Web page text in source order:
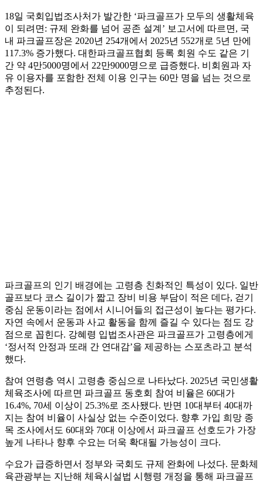
18일 국회입법조사처가 발간한 ‘파크골프가 모두의 생활체육
이 되려면: 규제 완화를 넘어 공존 설계’ 보고서에 따르면, 국
내 파크골프장은 2020년 254개에서 2025년 552개로 5년 만에
117.3% 증가했다. 대한파크골프협회 등록 회원 수도 같은 기
간 약 4만5000명에서 22만9000명으로 급증했다. 비회원과 자
유 이용자를 포함한 전체 이용 인구는 60만 명을 넘는 것으로
추정된다.
파크골프의 인기 배경에는 고령층 친화적인 특성이 있다. 일반
골프보다 코스 길이가 짧고 장비 비용 부담이 적은 데다, 걷기
중심 운동이라는 점에서 시니어들의 접근성이 높다는 평가다.
자연 속에서 운동과 사교 활동을 함께 즐길 수 있다는 점도 강
점으로 꼽힌다. 강혜령 입법조사관은 파크골프가 고령층에게
‘정서적 안정과 또래 간 연대감’을 제공하는 스포츠라고 분석
했다.
참여 연령층 역시 고령층 중심으로 나타났다. 2025년 국민생활
체육조사에 따르면 파크골프 동호회 참여 비율은 60대가
16.4%, 70세 이상이 25.3%로 조사됐다. 반면 10대부터 40대까
지는 참여 비율이 사실상 없는 수준이었다. 향후 가입 희망 종
목 조사에서도 60대와 70대 이상에서 파크골프 선호도가 가장
높게 나타나 향후 수요는 더욱 확대될 가능성이 크다.
수요가 급증하면서 정부와 국회도 규제 완화에 나섰다. 문화체
육관광부는 지난해 체육시설법 시행령 개정을 통해 파크골프